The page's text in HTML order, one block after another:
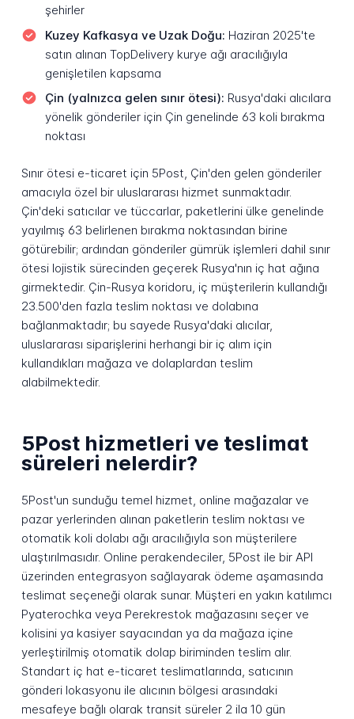
şehirler
Kuzey Kafkasya ve Uzak Doğu: Haziran 2025'te
satın alınan TopDelivery kurye ağı aracılığıyla
genişletilen kapsama
Çin (yalnızca gelen sınır ötesi): Rusya'daki alıcılara
yönelik gönderiler için Çin genelinde 63 koli bırakma
noktası
Sınır ötesi e-ticaret için 5Post, Çin'den gelen gönderiler
amacıyla özel bir uluslararası hizmet sunmaktadır.
Çin'deki satıcılar ve tüccarlar, paketlerini ülke genelinde
yayılmış 63 belirlenen bırakma noktasından birine
götürebilir; ardından gönderiler gümrük işlemleri dahil sınır
ötesi lojistik sürecinden geçerek Rusya'nın iç hat ağına
girmektedir. Çin-Rusya koridoru, iç müşterilerin kullandığı
23.500'den fazla teslim noktası ve dolabına
bağlanmaktadır; bu sayede Rusya'daki alıcılar,
uluslararası siparişlerini herhangi bir iç alım için
kullandıkları mağaza ve dolaplardan teslim
alabilmektedir.
5Post hizmetleri ve teslimat
süreleri nelerdir?
5Post'un sunduğu temel hizmet, online mağazalar ve
pazar yerlerinden alınan paketlerin teslim noktası ve
otomatik koli dolabı ağı aracılığıyla son müşterilere
ulaştırılmasıdır. Online perakendeciler, 5Post ile bir API
üzerinden entegrasyon sağlayarak ödeme aşamasında
teslimat seçeneği olarak sunar. Müşteri en yakın katılımcı
Pyaterochka veya Perekrestok mağazasını seçer ve
kolisini ya kasiyer sayacından ya da mağaza içine
yerleştirilmiş otomatik dolap biriminden teslim alır.
Standart iç hat e-ticaret teslimatlarında, satıcının
gönderi lokasyonu ile alıcının bölgesi arasındaki
mesafeye bağlı olarak transit süreler 2 ila 10 gün